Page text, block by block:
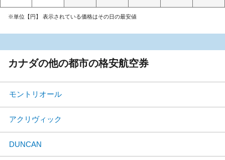
※単位【円】 表示されている価格はその日の最安値
カナダの他の都市の格安航空券
モントリオール
アクリヴィック
DUNCAN